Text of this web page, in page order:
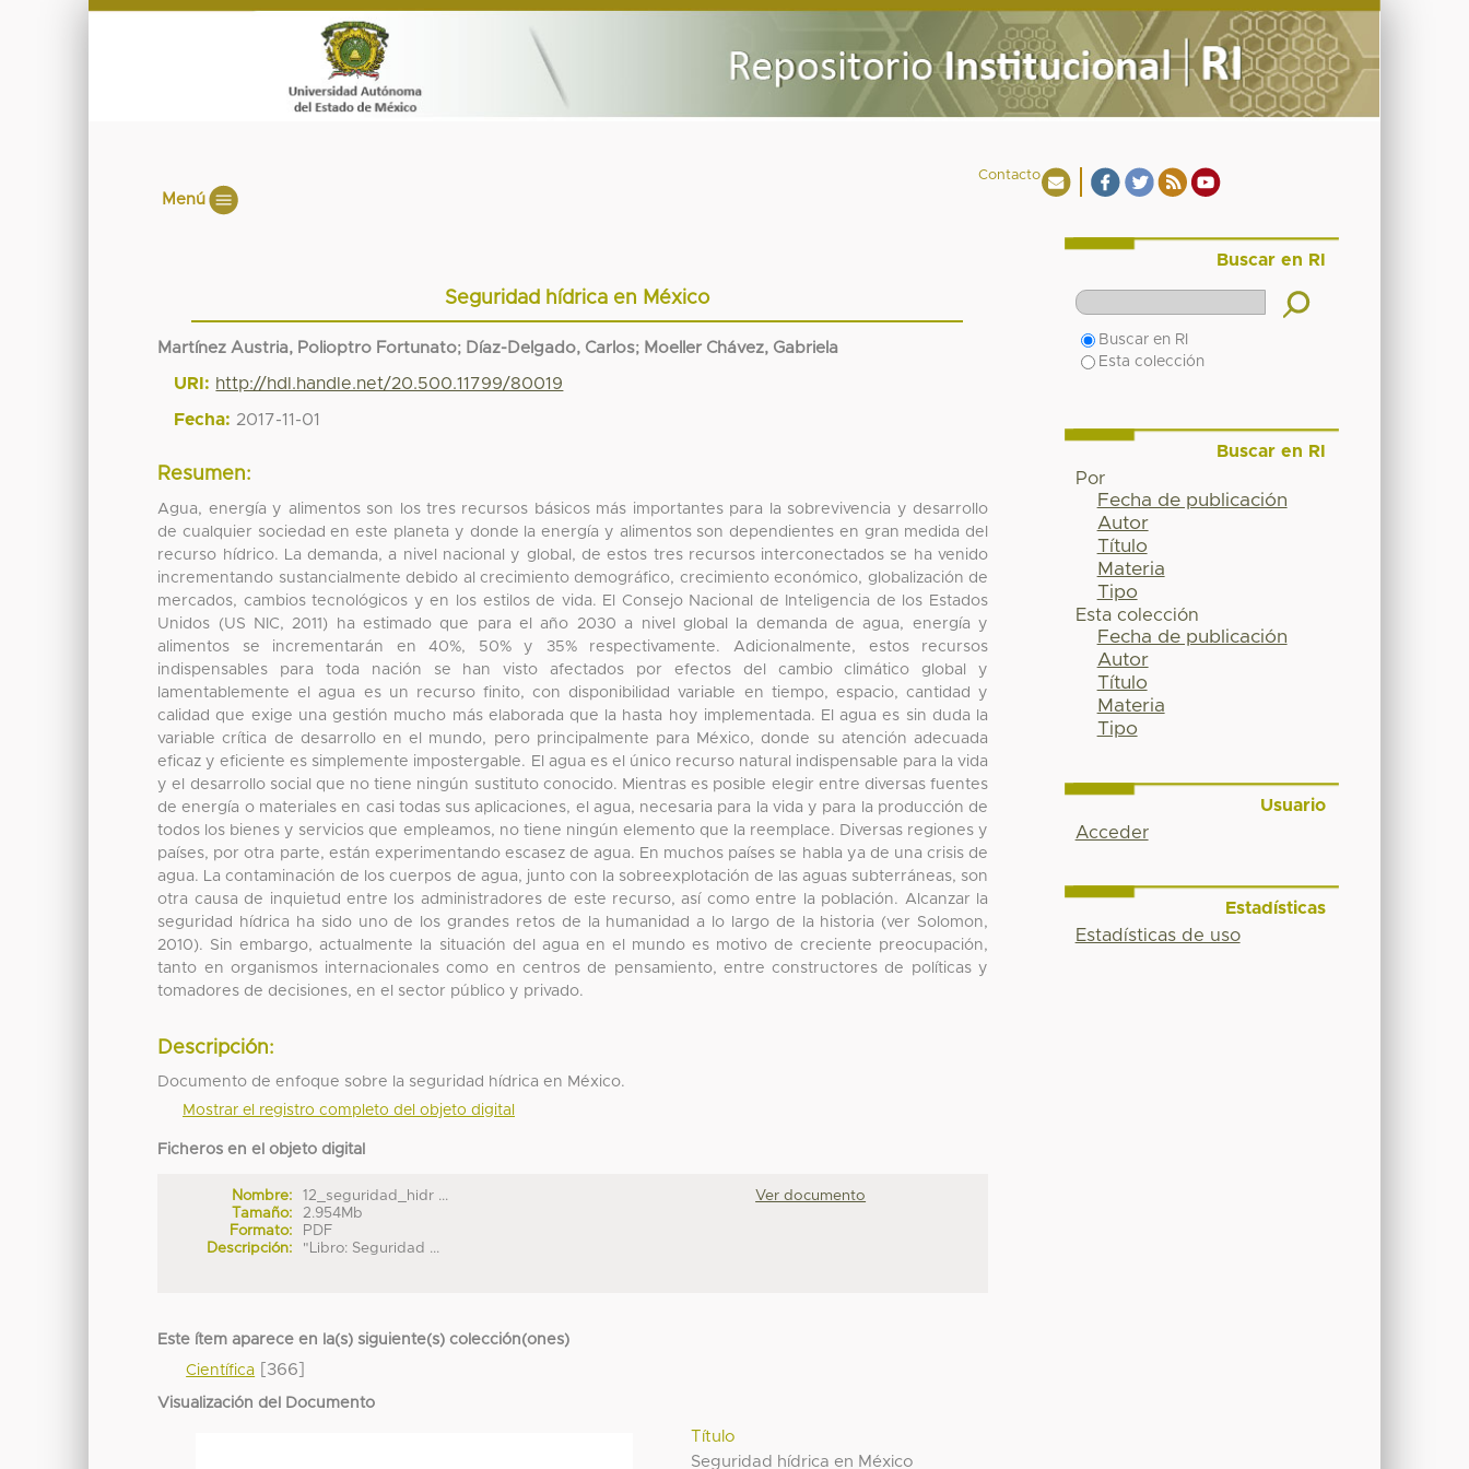
Contacto
Menú
Seguridad hídrica en México
Martínez Austria, Polioptro Fortunato; Díaz-Delgado, Carlos; Moeller Chávez, Gabriela
URI: http://hdl.handle.net/20.500.11799/80019
Fecha: 2017-11-01
Resumen:
Agua, energía y alimentos son los tres recursos básicos más importantes para la sobrevivencia y desarrollo
de cualquier sociedad en este planeta y donde la energía y alimentos son dependientes en gran medida del
recurso hídrico. La demanda, a nivel nacional y global, de estos tres recursos interconectados se ha venido
incrementando sustancialmente debido al crecimiento demográfico, crecimiento económico, globalización de
mercados, cambios tecnológicos y en los estilos de vida. El Consejo Nacional de Inteligencia de los Estados
Unidos (US NIC, 2011) ha estimado que para el año 2030 a nivel global la demanda de agua, energía y
alimentos se incrementarán en 40%, 50% y 35% respectivamente. Adicionalmente, estos recursos
indispensables para toda nación se han visto afectados por efectos del cambio climático global y
lamentablemente el agua es un recurso finito, con disponibilidad variable en tiempo, espacio, cantidad y
calidad que exige una gestión mucho más elaborada que la hasta hoy implementada. El agua es sin duda la
variable crítica de desarrollo en el mundo, pero principalmente para México, donde su atención adecuada
eficaz y eficiente es simplemente impostergable. El agua es el único recurso natural indispensable para la vida
y el desarrollo social que no tiene ningún sustituto conocido. Mientras es posible elegir entre diversas fuentes
de energía o materiales en casi todas sus aplicaciones, el agua, necesaria para la vida y para la producción de
todos los bienes y servicios que empleamos, no tiene ningún elemento que la reemplace. Diversas regiones y
países, por otra parte, están experimentando escasez de agua. En muchos países se habla ya de una crisis de
agua. La contaminación de los cuerpos de agua, junto con la sobreexplotación de las aguas subterráneas, son
otra causa de inquietud entre los administradores de este recurso, así como entre la población. Alcanzar la
seguridad hídrica ha sido uno de los grandes retos de la humanidad a lo largo de la historia (ver Solomon,
2010). Sin embargo, actualmente la situación del agua en el mundo es motivo de creciente preocupación,
tanto en organismos internacionales como en centros de pensamiento, entre constructores de políticas y
tomadores de decisiones, en el sector público y privado.
Descripción:
Documento de enfoque sobre la seguridad hídrica en México.
Mostrar el registro completo del objeto digital
Ficheros en el objeto digital
Nombre:
12_seguridad_hidr ...
Tamaño:
2.954Mb
Formato:
PDF
Descripción:
"Libro: Seguridad ...
Ver documento
Este ítem aparece en la(s) siguiente(s) colección(ones)
Científica [366]
Visualización del Documento
Título
Seguridad hídrica en México
Buscar en RI
Buscar en RI
Esta colección
Buscar en RI
Por
Fecha de publicación
Autor
Título
Materia
Tipo
Esta colección
Fecha de publicación
Autor
Título
Materia
Tipo
Usuario
Acceder
Estadísticas
Estadísticas de uso